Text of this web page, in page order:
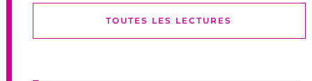
TOUTES LES LECTURES